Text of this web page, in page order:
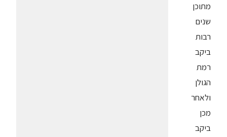
מתוכן
שנים
רבות
ביקב
רמת
הגולן
ולאחר
מכן
ביקב